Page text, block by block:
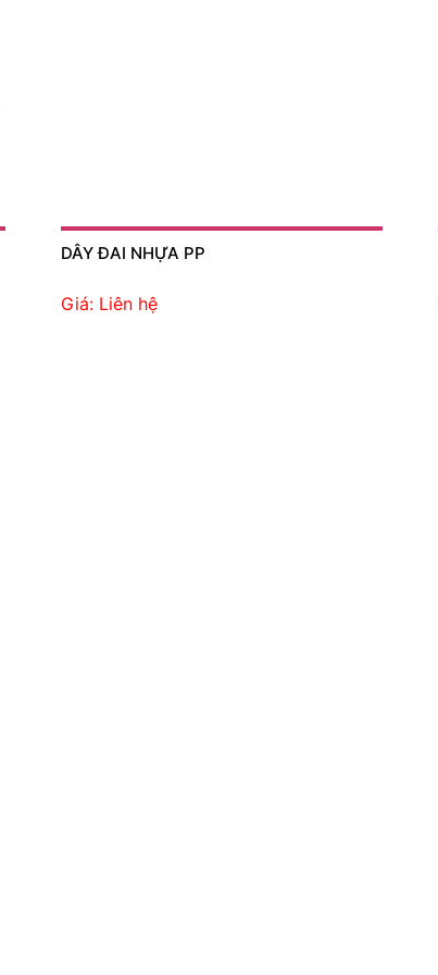
DÂY ĐAI NHỰA PP
Giá: Liên hệ